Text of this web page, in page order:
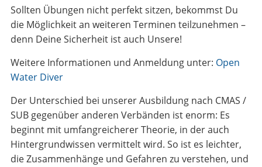
Sollten Übungen nicht perfekt sitzen, bekommst Du
die Möglichkeit an weiteren Terminen teilzunehmen –
denn Deine Sicherheit ist auch Unsere!
Weitere Informationen und Anmeldung unter: Open
Water Diver
Der Unterschied bei unserer Ausbildung nach CMAS /
SUB gegenüber anderen Verbänden ist enorm: Es
beginnt mit umfangreicherer Theorie, in der auch
Hintergrundwissen vermittelt wird. So ist es leichter,
die Zusammenhänge und Gefahren zu verstehen, und